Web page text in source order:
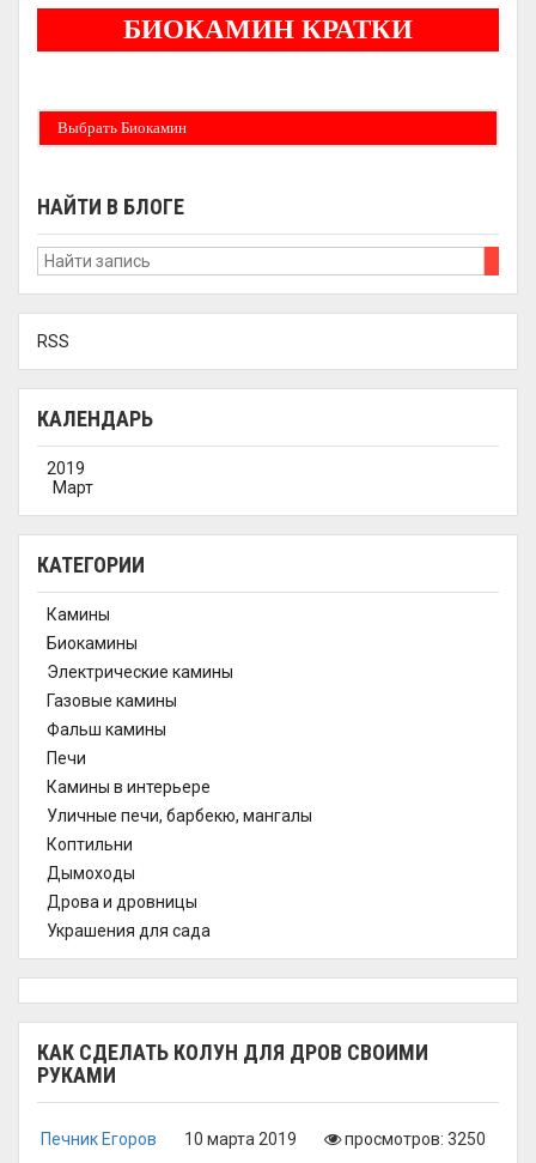
БИОКАМИН КРАТКИ
Выбрать Биокамин
НАЙТИ В БЛОГЕ
RSS
КАЛЕНДАРЬ
2019
Март
КАТЕГОРИИ
Камины
Биокамины
Электрические камины
Газовые камины
Фальш камины
Печи
Камины в интерьере
Уличные печи, барбекю, мангалы
Коптильни
Дымоходы
Дрова и дровницы
Украшения для сада
КАК СДЕЛАТЬ КОЛУН ДЛЯ ДРОВ СВОИМИ
РУКАМИ
Печник Егоров 10 марта 2019 просмотров: 3250